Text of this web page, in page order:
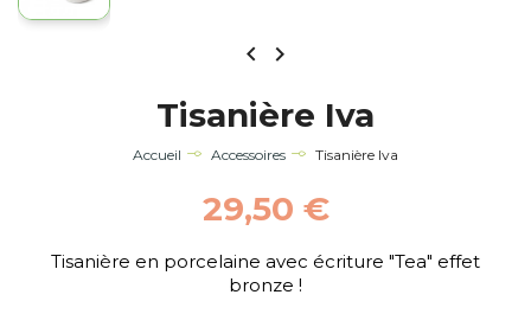
 
Tisanière Iva
Accueil Accessoires Tisanière Iva
29,50 €
Tisanière en porcelaine avec écriture "Tea" effet
bronze !